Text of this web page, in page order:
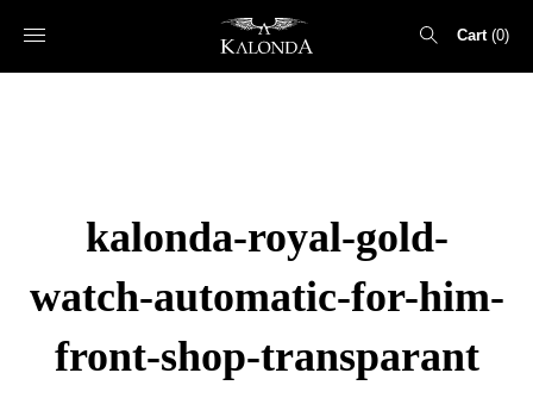
Cart 0
kalonda-royal-gold-
watch-automatic-for-him-
front-shop-transparant